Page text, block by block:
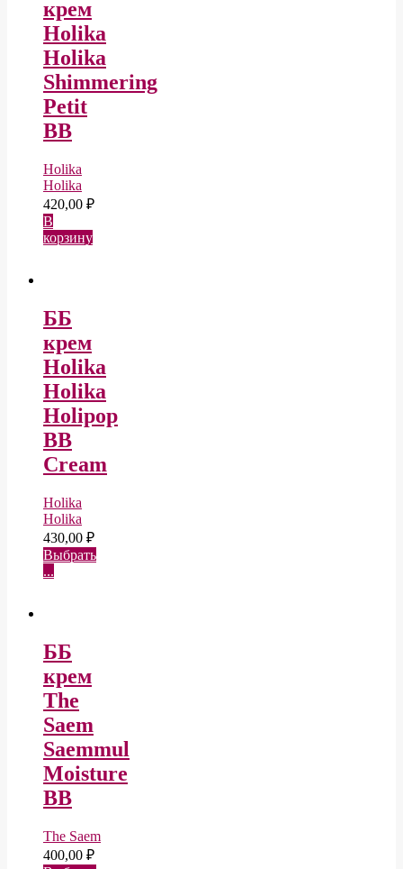
крем
Holika
Holika
Shimmering
Petit
BB
Holika
Holika
420,00 ₽
В
корзину
ББ
крем
Holika
Holika
Holipop
BB
Cream
Holika
Holika
430,00 ₽
Выбрать
...
ББ
крем
The
Saem
Saemmul
Moisture
BB
The Saem
400,00 ₽